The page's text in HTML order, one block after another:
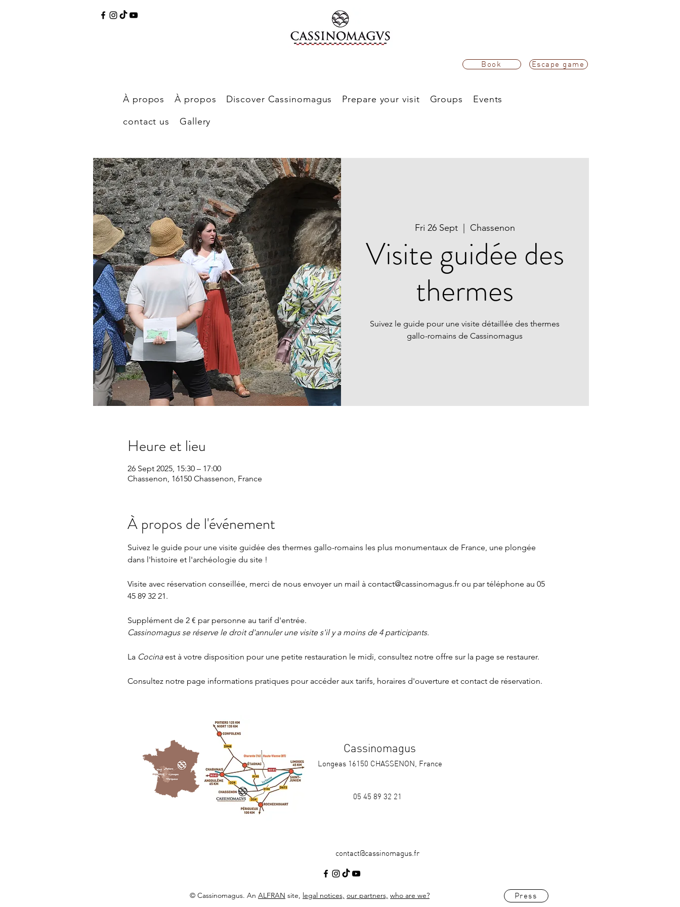
Book Escape game
À propos À propos Discover Cassinomagus Prepare your visit Groups
Events
contact us
Gallery
Fri 26 Sept
  |
Chassenon
Visite guidée des
thermes
Suivez le guide pour une visite détaillée des thermes
gallo-romains de Cassinomagus
Heure et lieu
26 Sept 2025, 15:30 – 17:00
Chassenon, 16150 Chassenon, France
À propos de l'événement
Suivez le guide pour une visite guidée des thermes gallo-romains les plus monumentaux de France, une plongée
dans l'histoire et l'archéologie du site !
Visite avec réservation conseillée, merci de nous envoyer un mail à contact@cassinomagus.fr ou par téléphone au 05
45 89 32 21.
Supplément de 2 € par personne au tarif d'entrée.
Cassinomagus se réserve le droit d'annuler une visite s'il y a moins de 4 participants.
La Cocina est à votre disposition pour une petite restauration le midi, consultez notre offre sur la page se restaurer.
Consultez notre page informations pratiques pour accéder aux tarifs, horaires d'ouverture et contact de réservation.
Cassinomagus
Longeas 16150 CHASSENON, France
05 45 89 32 21
contact@cassinomagus.fr
© Cassinomagus. An ALFRAN site, legal notices, our partners, who are we? Press